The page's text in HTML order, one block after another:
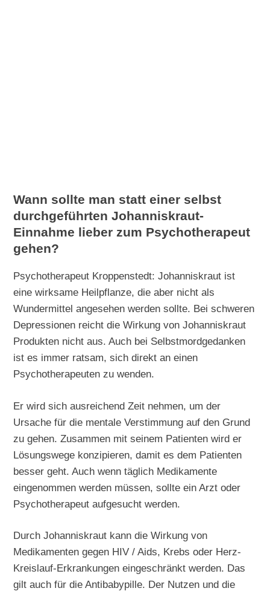
Wann sollte man statt einer selbst
durchgeführten Johanniskraut-
Einnahme lieber zum Psychotherapeut
gehen?
Psychotherapeut Kroppenstedt: Johanniskraut ist
eine wirksame Heilpflanze, die aber nicht als
Wundermittel angesehen werden sollte. Bei schweren
Depressionen reicht die Wirkung von Johanniskraut
Produkten nicht aus. Auch bei Selbstmordgedanken
ist es immer ratsam, sich direkt an einen
Psychotherapeuten zu wenden.
Er wird sich ausreichend Zeit nehmen, um der
Ursache für die mentale Verstimmung auf den Grund
zu gehen. Zusammen mit seinem Patienten wird er
Lösungswege konzipieren, damit es dem Patienten
besser geht. Auch wenn täglich Medikamente
eingenommen werden müssen, sollte ein Arzt oder
Psychotherapeut aufgesucht werden.
Durch Johanniskraut kann die Wirkung von
Medikamenten gegen HIV / Aids, Krebs oder Herz-
Kreislauf-Erkrankungen eingeschränkt werden. Das
gilt auch für die Antibabypille. Der Nutzen und die